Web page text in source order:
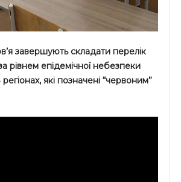
завершують складати перелік
рівнем епідемічної небезпеки
які позначені “червоним”